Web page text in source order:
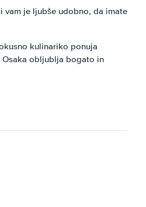
je ljubše udobno, da imate
kulinariko ponuja
obljublja bogato in